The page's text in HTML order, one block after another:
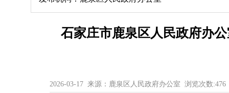
石家庄市鹿泉区人民政府办
2026-03-17 来源：鹿泉区人民政府办公室 浏览次数:476